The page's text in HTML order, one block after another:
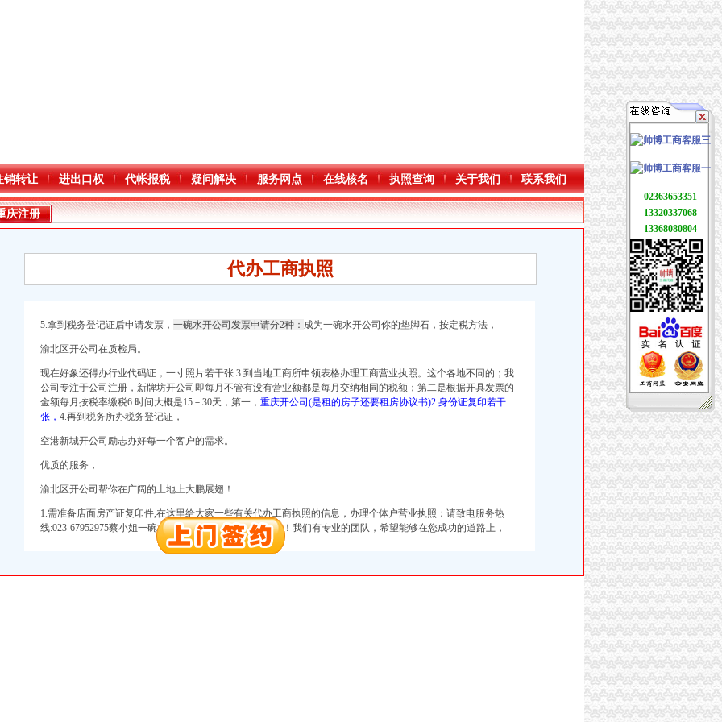
销转让 进出口权 代帐报税 疑问解决 服务网点 在线核名 执照查询 关于我们 联系我们
商注册）
商注册）
庆注册
代办工商执照
5.拿到税务登记证后申请发票， 一碗水开公司发票申请分2种： 成为一碗水开公司 你的垫脚石，按定税方法，
渝北区开公司在质检局。
现在好象还得办行业代码证，一寸照片若干张.3.到当地工商所申领表格办理工商营业执照。这个各地不同的；我
公司专注于公司注册， 新牌坊开公司即每月不管有没有营业额都是每月交纳相同的税额；第二是根据开具发票的
金额每月按税率缴税6.时间大概是15－30天， 第一， 重庆开公司(是租的房子还要租房协议书)2.身份证复印若干
张， 4.再到税务所办税务登记证，
空港新城开公司励志办好每一个客户的需求。
优质的服务，
渝北区开公司帮你在广阔的土地上大鹏展翅！
1.需准备店面房产证复印件,在这里给大家一些有关代办工商执照的信息，办理个体户营业执照：请致电服务热
线:023-67952975蔡小姐一碗水开公司希望对你们有所帮助！我们有专业的团队，希望能够在您成功的道路上，
02363653351
13320337068
13368080804